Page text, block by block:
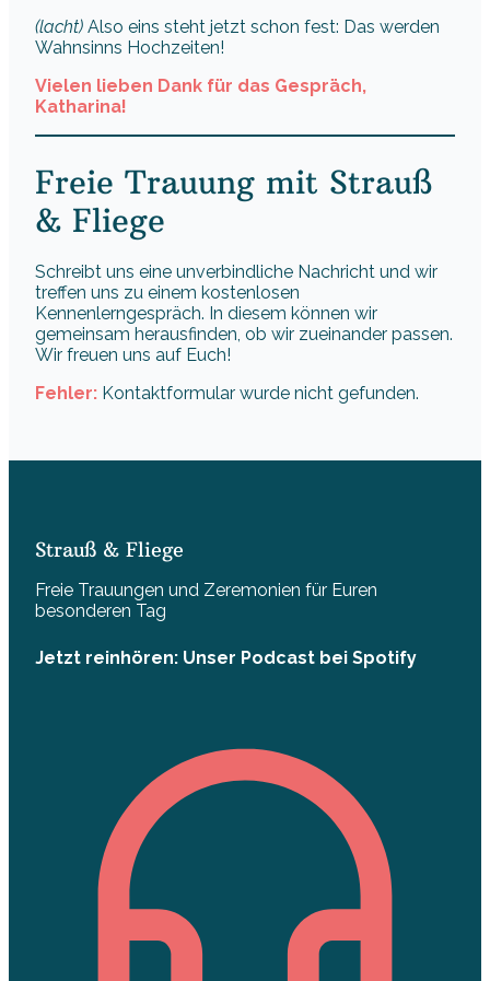
(lacht) Also eins steht jetzt schon fest: Das werden
Wahnsinns Hochzeiten!
Vielen lieben Dank für das Gespräch,
Katharina!
Freie Trauung mit Strauß
& Fliege
Schreibt uns eine unverbindliche Nachricht und wir
treffen uns zu einem kostenlosen
Kennenlerngespräch. In diesem können wir
gemeinsam herausfinden, ob wir zueinander passen.
Wir freuen uns auf Euch!
Fehler: Kontaktformular wurde nicht gefunden.
Strauß & Fliege
Freie Trauungen und Zeremonien für Euren
besonderen Tag
Jetzt reinhören: Unser Podcast bei Spotify